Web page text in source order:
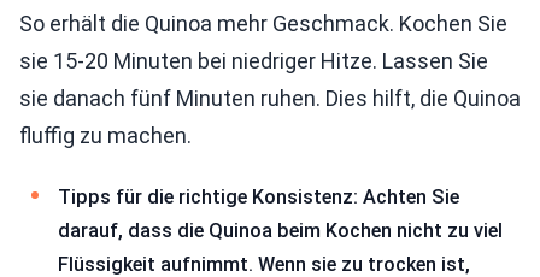
So erhält die Quinoa mehr Geschmack. Kochen Sie
sie 15-20 Minuten bei niedriger Hitze. Lassen Sie
sie danach fünf Minuten ruhen. Dies hilft, die Quinoa
fluffig zu machen.
Tipps für die richtige Konsistenz: Achten Sie
darauf, dass die Quinoa beim Kochen nicht zu viel
Flüssigkeit aufnimmt. Wenn sie zu trocken ist,